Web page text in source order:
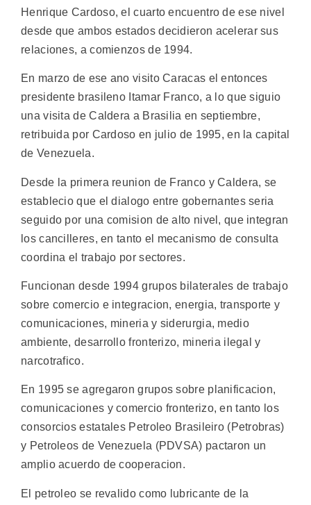
Henrique Cardoso, el cuarto encuentro de ese nivel
desde que ambos estados decidieron acelerar sus
relaciones, a comienzos de 1994.
En marzo de ese ano visito Caracas el entonces
presidente brasileno Itamar Franco, a lo que siguio
una visita de Caldera a Brasilia en septiembre,
retribuida por Cardoso en julio de 1995, en la capital
de Venezuela.
Desde la primera reunion de Franco y Caldera, se
establecio que el dialogo entre gobernantes seria
seguido por una comision de alto nivel, que integran
los cancilleres, en tanto el mecanismo de consulta
coordina el trabajo por sectores.
Funcionan desde 1994 grupos bilaterales de trabajo
sobre comercio e integracion, energia, transporte y
comunicaciones, mineria y siderurgia, medio
ambiente, desarrollo fronterizo, mineria ilegal y
narcotrafico.
En 1995 se agregaron grupos sobre planificacion,
comunicaciones y comercio fronterizo, en tanto los
consorcios estatales Petroleo Brasileiro (Petrobras)
y Petroleos de Venezuela (PDVSA) pactaron un
amplio acuerdo de cooperacion.
El petroleo se revalido como lubricante de la